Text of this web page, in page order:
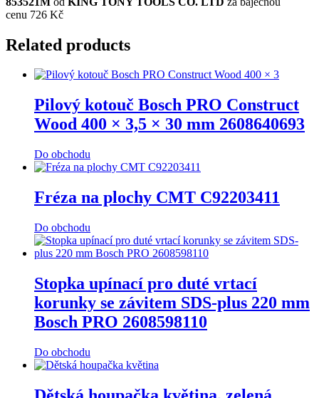
cenu 726 Kč
Related products
Pilový kotouč Bosch PRO Construct
Wood 400 × 3,5 × 30 mm 2608640693
Do obchodu
Fréza na plochy CMT C92203411
Do obchodu
Stopka upínací pro duté vrtací
korunky se závitem SDS-plus 220 mm
Bosch PRO 2608598110
Do obchodu